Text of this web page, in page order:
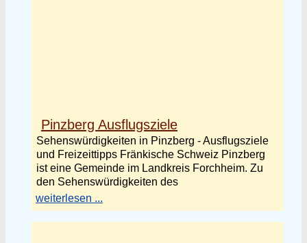
Pinzberg Ausflugsziele
Sehenswürdigkeiten in Pinzberg - Ausflugsziele
und Freizeittipps Fränkische Schweiz Pinzberg
ist eine Gemeinde im Landkreis Forchheim. Zu
den Sehenswürdigkeiten des
weiterlesen ...